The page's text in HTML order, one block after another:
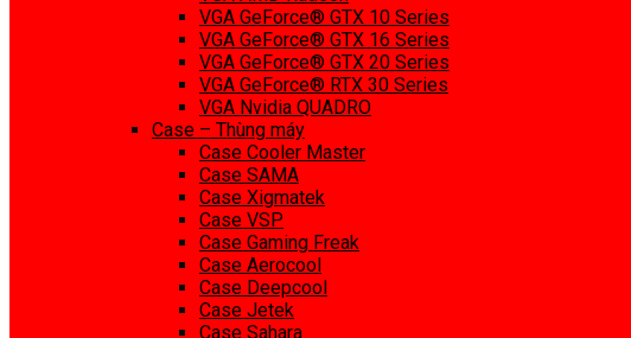
VGA GeForce® GTX 10 Series
VGA GeForce® GTX 16 Series
VGA GeForce® GTX 20 Series
VGA GeForce® RTX 30 Series
VGA Nvidia QUADRO
Case – Thùng máy
Case Cooler Master
Case SAMA
Case Xigmatek
Case VSP
Case Gaming Freak
Case Aerocool
Case Deepcool
Case Jetek
Case Sahara